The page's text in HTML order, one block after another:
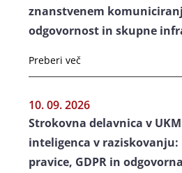
znanstvenem
odgovornost in skupne
Preberi več
10. 09. 2026
Strokovna delavnica v
inteligenca v
pravice, GDPR in